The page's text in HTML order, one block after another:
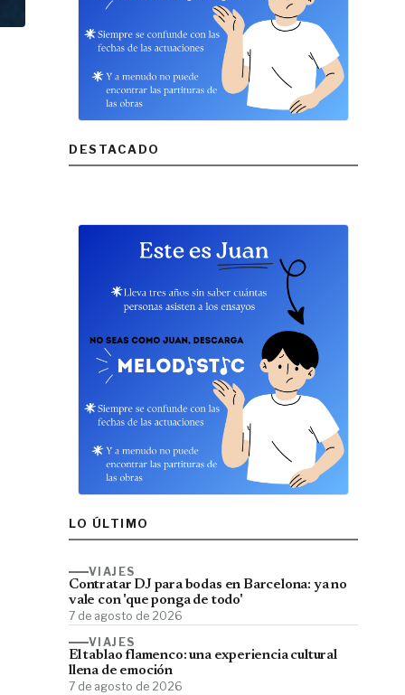
DESTACADO
LO ÚLTIMO
VIAJES
Contratar DJ para bodas en Barcelona: ya no
vale con 'que ponga de todo'
7 de agosto de 2026
VIAJES
El tablao flamenco: una experiencia cultural
llena de emoción
7 de agosto de 2026